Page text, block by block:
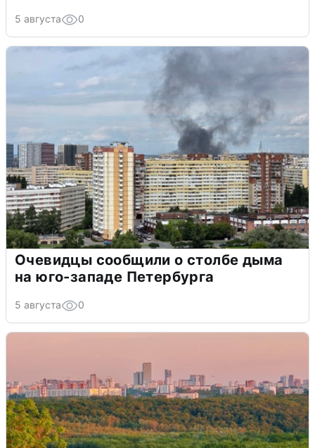
5 августа 0
Очевидцы сообщили о столбе дыма
на юго-западе Петербурга
5 августа 0